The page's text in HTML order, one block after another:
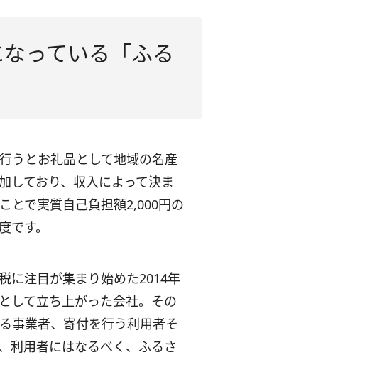
っている「ふる
うとお礼品として地域の名産
しており、収入によって決ま
とで実質自己負担額2,000円の
す。
に注目が集まり始めた2014年
して立ち上がった会社。その
事業者、寄付を行う利用者そ
利用者にはなるべく、ふるさ